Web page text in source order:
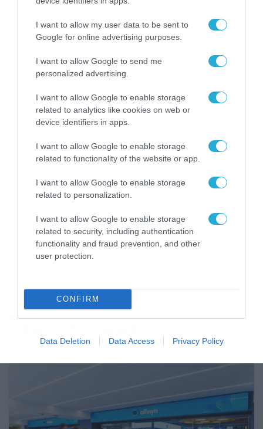
I want to allow my user data to be sent to
Google for online advertising purposes.
I want to allow Google to send me
personalized advertising.
I want to allow Google to enable storage
related to analytics like cookies on web or
device identifiers in apps.
I want to allow Google to enable storage
related to functionality of the website or app.
I want to allow Google to enable storage
related to personalization.
I want to allow Google to enable storage
related to security, including authentication
functionality and fraud prevention, and other
user protection.
CONFIRM
Data Deletion Data Access Privacy Policy